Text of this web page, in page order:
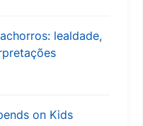
lealdade,
on Kids